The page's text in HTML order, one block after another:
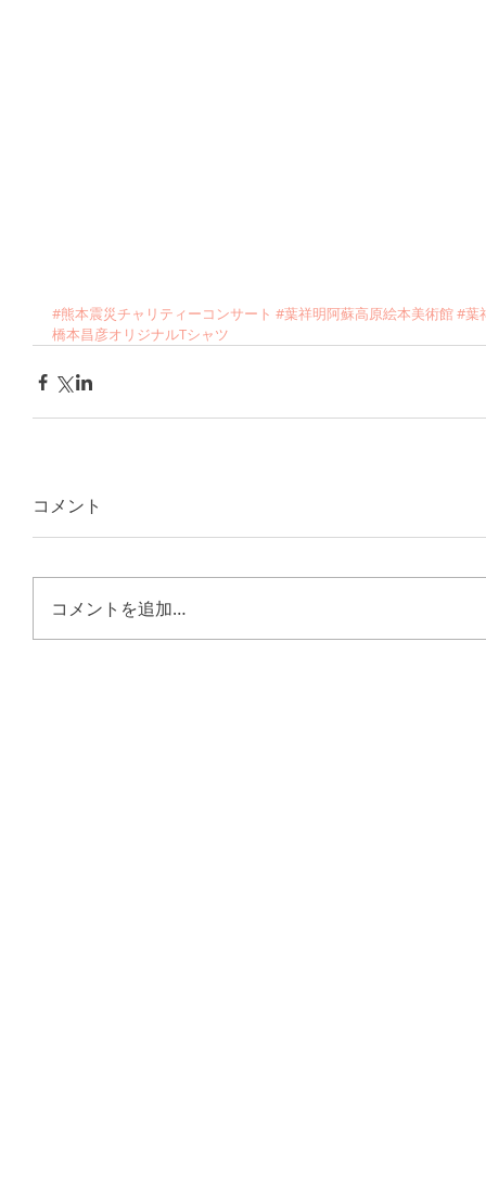
#熊本震災チャリティーコンサート #葉祥明阿蘇高原絵本美術館#葉
橋本昌彦オリジナルTシャツ
コメント
コメントを追加…